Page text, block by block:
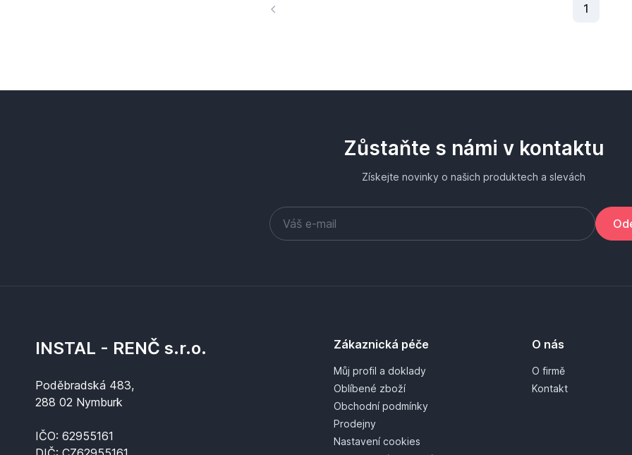
1
Zůstaňte s námi v kontaktu
Získejte novinky o našich produktech a slevách
INSTAL - RENČ s.r.o.
Poděbradská 483,
288 02 Nymburk
IČO: 62955161
Zákaznická péče
Můj profil a doklady
Oblíbené zboží
Obchodní podmínky
Prodejny
Nastavení cookies
O nás
O firmě
Kontakt